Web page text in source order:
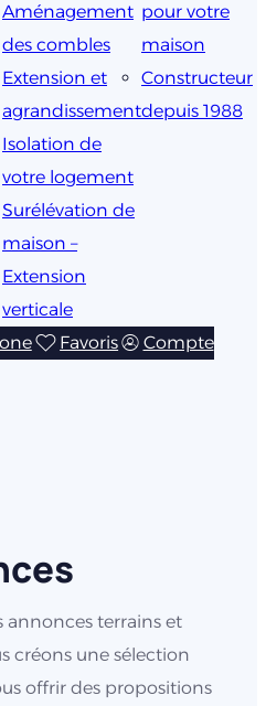
Aménagement
des combles
Extension et
agrandissement
Isolation de
votre logement
Surélévation de
maison –
Extension
verticale
pour votre
maison
Constructeur
depuis 1988
Favoris Compte
annonces terrains et
créons une sélection
offrir des propositions